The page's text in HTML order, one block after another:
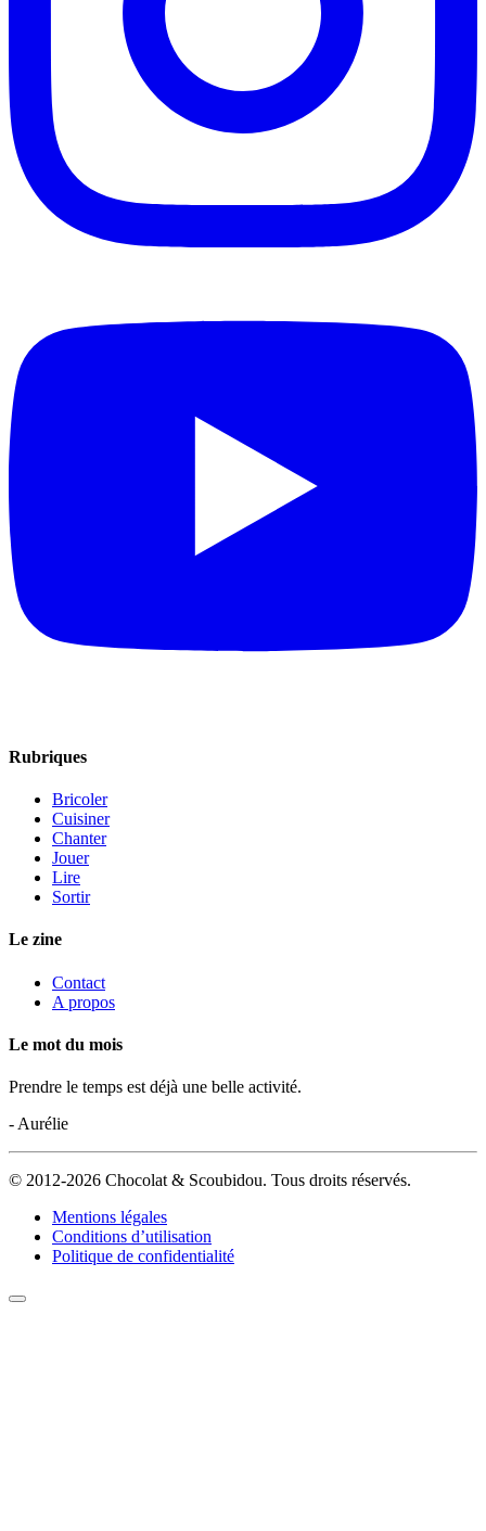
Rubriques
Bricoler
Cuisiner
Chanter
Jouer
Lire
Sortir
Le zine
Contact
A propos
Le mot du mois
Prendre le temps est déjà une belle activité.
- Aurélie
© 2012-2026 Chocolat & Scoubidou. Tous droits réservés.
Mentions légales
Conditions d’utilisation
Politique de confidentialité